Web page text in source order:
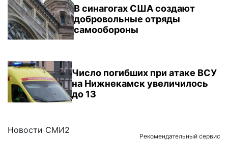
В синагогах США создают
добровольные отряды
самообороны
Число погибших при атаке ВСУ
на Нижнекамск увеличилось
до 13
Новости СМИ2
Рекомендательный сервис